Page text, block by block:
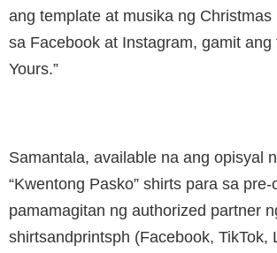
ang template at musika ng Christmas
sa Facebook at Instagram, gamit ang
Yours.”
Samantala, available na ang opisyal
“Kwentong Pasko” shirts para sa
pamamagitan ng authorized partner
shirtsandprintsph (Facebook, TikTok,